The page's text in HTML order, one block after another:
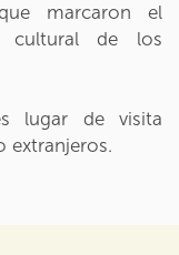
marcaron el
cultural de los
lugar de visita
extranjeros.